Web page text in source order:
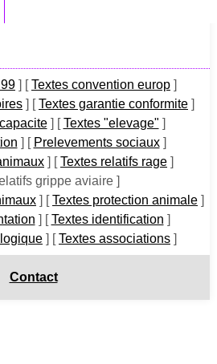
] [Textes convention europ ]
] [Textes garantie conformite ]
] [Textes "elevage" ]
] [ Prelevements sociaux]
] [Textes relatifs rage ]
grippe aviaire ]
] [Textes protection animale ]
] [Textes identification ]
] [Textes associations ]
Contact